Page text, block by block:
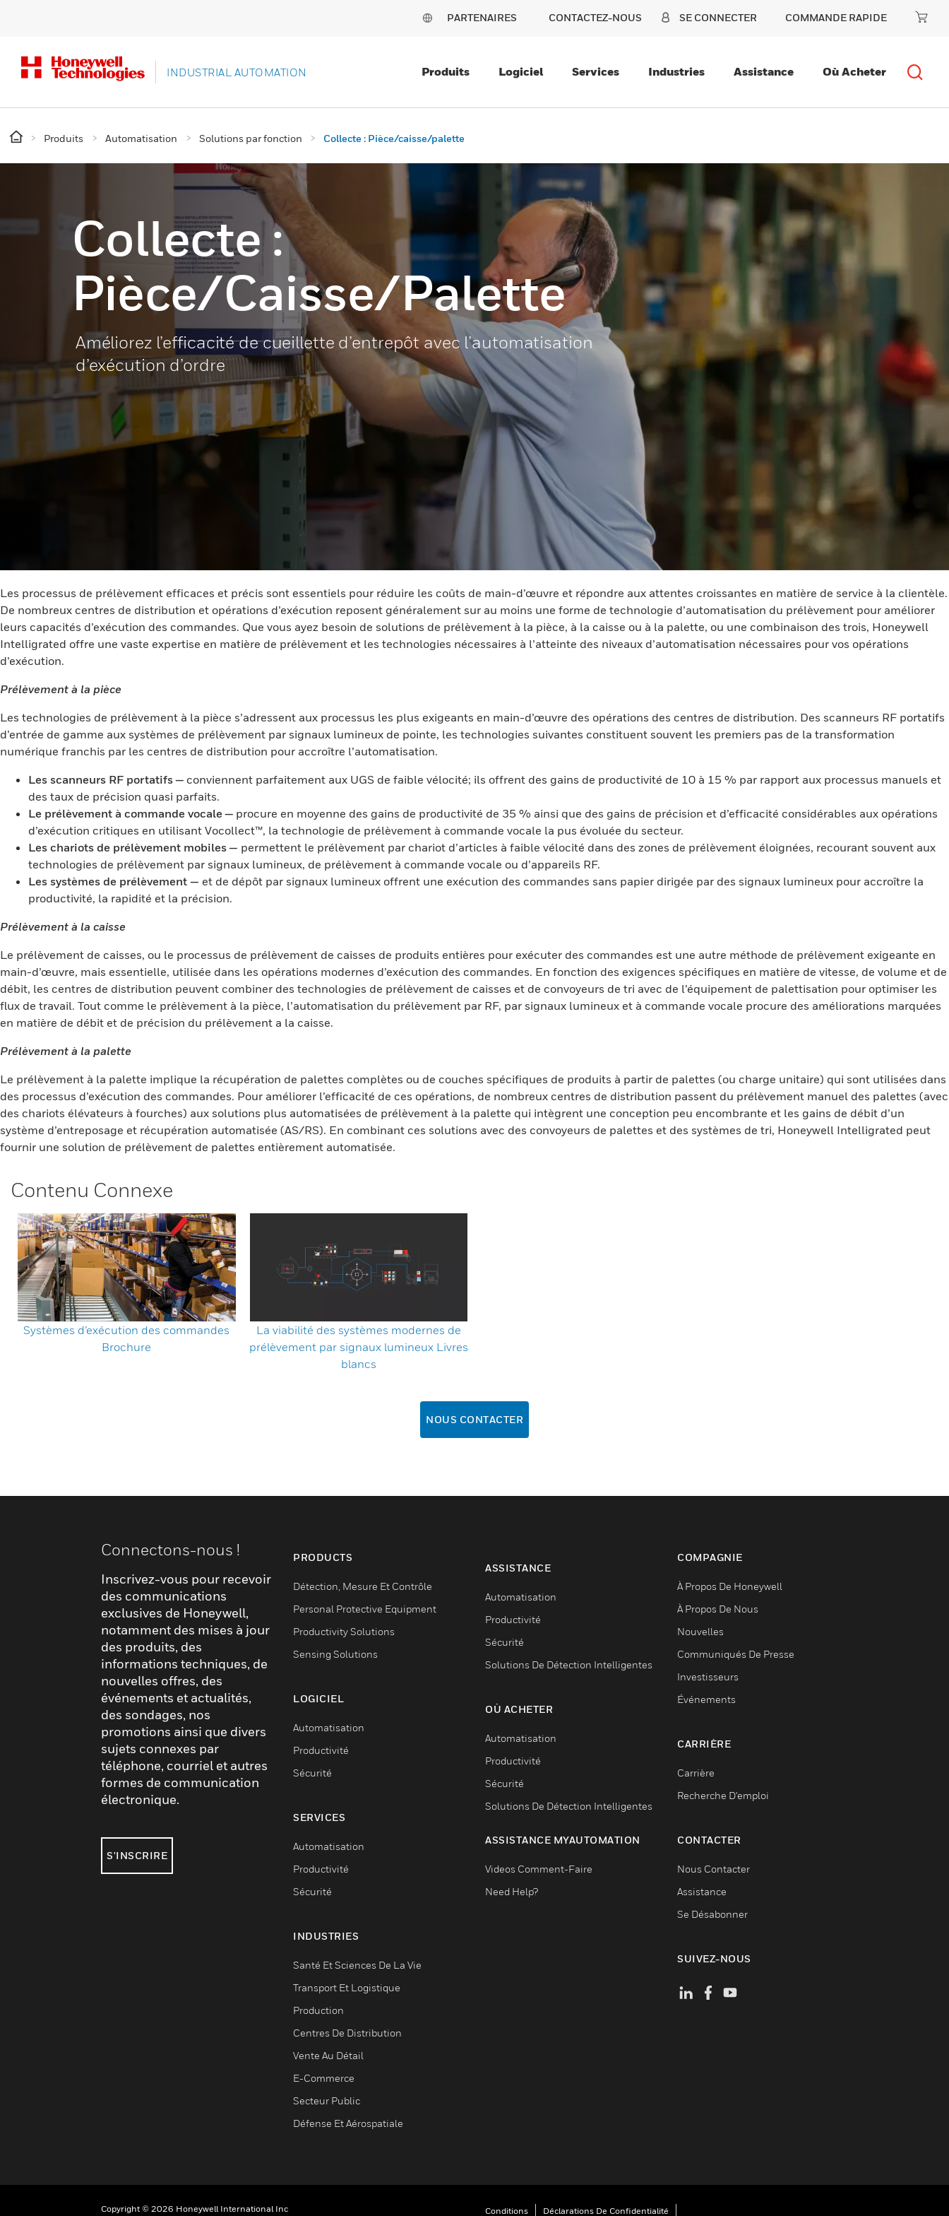
PARTENAIRES CONTACTEZ-NOUS SE CONNECTER COMMANDE RAPIDE
INDUSTRIAL AUTOMATION Produits Logiciel Services Industries Assistance Où Acheter
Produits Automatisation Solutions par fonction Collecte : Pièce/caisse/palette
Collecte :
Pièce/caisse/palette
Améliorez l’efficacité de cueillette d’entrepôt avec l’automatisation
d’exécution d’ordre
Les processus de prélèvement efficaces et précis sont essentiels pour réduire les coûts de main-d’œuvre et répondre aux attentes croissantes en matière de service à la clientèle.
De nombreux centres de distribution et opérations d’exécution reposent généralement sur au moins une forme de technologie d’automatisation du prélèvement pour améliorer
leurs capacités d’exécution des commandes. Que vous ayez besoin de solutions de prélèvement à la pièce, à la caisse ou à la palette, ou une combinaison des trois, Honeywell
Intelligrated offre une vaste expertise en matière de prélèvement et les technologies nécessaires à l’atteinte des niveaux d’automatisation nécessaires pour vos opérations
d’exécution.
Prélèvement à la pièce
Les technologies de prélèvement à la pièce s’adressent aux processus les plus exigeants en main-d’œuvre des opérations des centres de distribution. Des scanneurs RF portatifs
d’entrée de gamme aux systèmes de prélèvement par signaux lumineux de pointe, les technologies suivantes constituent souvent les premiers pas de la transformation
numérique franchis par les centres de distribution pour accroître l’automatisation.
Les scanneurs RF portatifs — conviennent parfaitement aux UGS de faible vélocité; ils offrent des gains de productivité de 10 à 15 % par rapport aux processus manuels et
des taux de précision quasi parfaits.
Le prélèvement à commande vocale — procure en moyenne des gains de productivité de 35 % ainsi que des gains de précision et d’efficacité considérables aux opérations
d’exécution critiques en utilisant Vocollect™, la technologie de prélèvement à commande vocale la pus évoluée du secteur.
Les chariots de prélèvement mobiles — permettent le prélèvement par chariot d’articles à faible vélocité dans des zones de prélèvement éloignées, recourant souvent aux
technologies de prélèvement par signaux lumineux, de prélèvement à commande vocale ou d’appareils RF.
Les systèmes de prélèvement — et de dépôt par signaux lumineux offrent une exécution des commandes sans papier dirigée par des signaux lumineux pour accroître la
productivité, la rapidité et la précision.
Prélèvement à la caisse
Le prélèvement de caisses, ou le processus de prélèvement de caisses de produits entières pour exécuter des commandes est une autre méthode de prélèvement exigeante en
main-d’œuvre, mais essentielle, utilisée dans les opérations modernes d’exécution des commandes. En fonction des exigences spécifiques en matière de vitesse, de volume et de
débit, les centres de distribution peuvent combiner des technologies de prélèvement de caisses et de convoyeurs de tri avec de l’équipement de palettisation pour optimiser les
flux de travail. Tout comme le prélèvement à la pièce, l’automatisation du prélèvement par RF, par signaux lumineux et à commande vocale procure des améliorations marquées
en matière de débit et de précision du prélèvement a la caisse.
Prélèvement à la palette
Le prélèvement à la palette implique la récupération de palettes complètes ou de couches spécifiques de produits à partir de palettes (ou charge unitaire) qui sont utilisées dans
des processus d’exécution des commandes. Pour améliorer l’efficacité de ces opérations, de nombreux centres de distribution passent du prélèvement manuel des palettes (avec
des chariots élévateurs à fourches) aux solutions plus automatisées de prélèvement à la palette qui intègrent une conception peu encombrante et les gains de débit d’un
système d’entreposage et récupération automatisée (AS/RS). En combinant ces solutions avec des convoyeurs de palettes et des systèmes de tri, Honeywell Intelligrated peut
fournir une solution de prélèvement de palettes entièrement automatisée.
Contenu Connexe
Systèmes d’exécution des commandes
Brochure
La viabilité des systèmes modernes de
prélèvement par signaux lumineux Livres
blancs
NOUS CONTACTER
Connectons-nous !
Inscrivez-vous pour recevoir
des communications
exclusives de Honeywell,
notamment des mises à jour
des produits, des
informations techniques, de
nouvelles offres, des
événements et actualités,
des sondages, nos
promotions ainsi que divers
sujets connexes par
téléphone, courriel et autres
formes de communication
électronique.
S'INSCRIRE
PRODUCTS
Détection, Mesure Et Contrôle
Personal Protective Equipment
Productivity Solutions
Sensing Solutions
LOGICIEL
Automatisation
Productivité
Sécurité
SERVICES
Automatisation
Productivité
Sécurité
INDUSTRIES
Santé Et Sciences De La Vie
Transport Et Logistique
Production
Centres De Distribution
Vente Au Détail
E-Commerce
Secteur Public
Défense Et Aérospatiale
ASSISTANCE
Automatisation
Productivité
Sécurité
Solutions De Détection Intelligentes
OÙ ACHETER
Automatisation
Productivité
Sécurité
Solutions De Détection Intelligentes
ASSISTANCE MYAUTOMATION
Videos Comment-Faire
Need Help?
COMPAGNIE
À Propos De Honeywell
À Propos De Nous
Nouvelles
Communiqués De Presse
Investisseurs
Événements
CARRIÈRE
Carrière
Recherche D'emploi
CONTACTER
Nous Contacter
Assistance
Se Désabonner
SUIVEZ-NOUS
Copyright © 2026 Honeywell International Inc Conditions Déclarations De Confidentialité